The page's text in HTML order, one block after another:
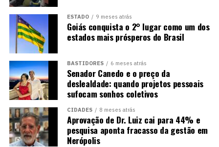
ESTADO 9 meses atrás
Goiás conquista o 2° lugar como um dos
estados mais prósperos do Brasil
BASTIDORES 6 meses atrás
Senador Canedo e o preço da
deslealdade: quando projetos pessoais
sufocam sonhos coletivos
CIDADES 8 meses atrás
Aprovação de Dr. Luiz cai para 44% e
pesquisa aponta fracasso da gestão em
Nerópolis